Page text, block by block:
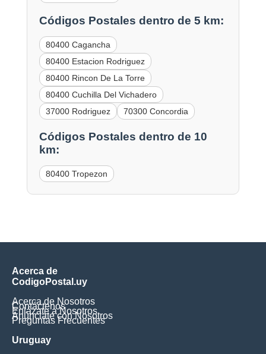
Códigos Postales dentro de 5 km:
80400 Cagancha
80400 Estacion Rodriguez
80400 Rincon De La Torre
80400 Cuchilla Del Vichadero
37000 Rodriguez
70300 Concordia
Códigos Postales dentro de 10
km:
80400 Tropezon
Acerca de
CodigoPostal.uy
Acerca de Nosotros
Contáctenos
Enlázate a Nosotros
Anúnciate con Nosotros
Preguntas Frecuentes
Uruguay